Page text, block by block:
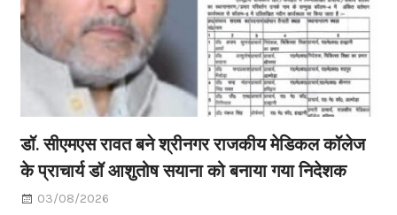
डॉ. सीएमएस रावत बने श्रीनगर राजकीय मेडिकल कॉलेज
के प्राचार्य डॉ आशुतोष सयाना को बनाया गया निदेशक
03/08/2026